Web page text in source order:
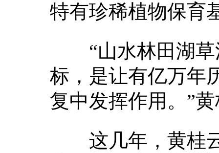
特有珍稀植物保育
“山水林田湖草
标，是让有亿万年
复中发挥作用。”
这几年，黄桂云